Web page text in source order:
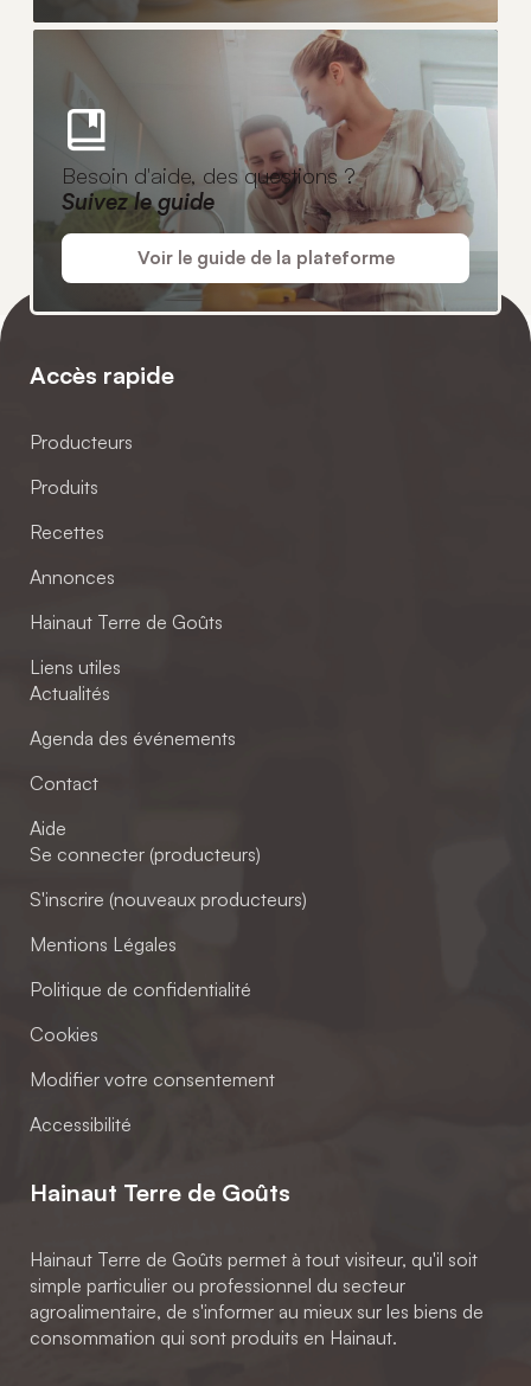
Besoin d'aide, des questions ?
Suivez le guide
Voir le guide de la plateforme
Accès rapide
Producteurs
Produits
Recettes
Annonces
Hainaut Terre de Goûts
Liens utiles
Actualités
Agenda des événements
Contact
Aide
Se connecter (producteurs)
S'inscrire (nouveaux producteurs)
Mentions Légales
Politique de confidentialité
Cookies
Modifier votre consentement
Accessibilité
Hainaut Terre de Goûts
Hainaut Terre de Goûts permet à tout visiteur, qu'il soit
simple particulier ou professionnel du secteur
agroalimentaire, de s'informer au mieux sur les biens de
consommation qui sont produits en Hainaut.